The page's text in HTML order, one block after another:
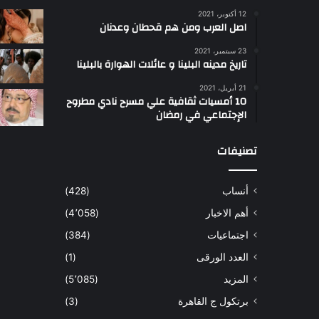
12 أكتوبر، 2021
اصل العرب ومن هم قحطان وعدنان
23 سبتمبر، 2021
تاريخ مدينه البلينا و عائلات الهوارة بالبلينا
21 أبريل، 2021
10 أمسيات ثقافية علي مسرح نادي مطروح
الإجتماعي في رمضان
تصنيفات
أنساب
(428)
أهم الاخبار
(4٬058)
اجتماعيات
(384)
العدد الورقى
(1)
المزيد
(5٬085)
برتكول ج القاهرة
(3)